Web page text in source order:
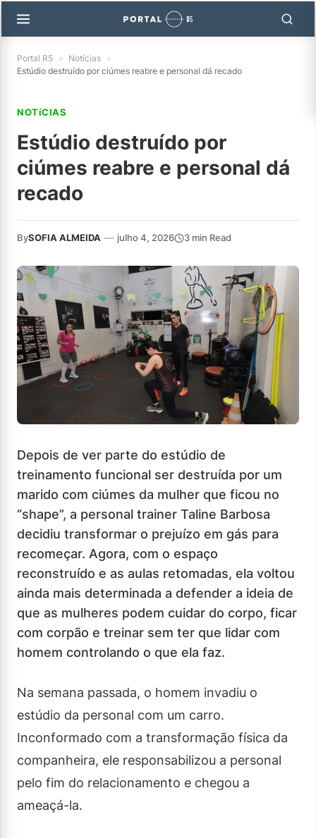
Portal R5 » Notícias »
Estúdio destruído por ciúmes reabre e personal dá recado
NOTíCIAS
Estúdio destruído por
ciúmes reabre e personal dá
recado
BySOFIA ALMEIDA — julho 4, 2026 3 min Read
Depois de ver parte do estúdio de
treinamento funcional ser destruída por um
marido com ciúmes da mulher que ficou no
“shape”, a personal trainer Taline Barbosa
decidiu transformar o prejuízo em gás para
recomeçar. Agora, com o espaço
reconstruído e as aulas retomadas, ela voltou
ainda mais determinada a defender a ideia de
que as mulheres podem cuidar do corpo, ficar
com corpão e treinar sem ter que lidar com
homem controlando o que ela faz.
Na semana passada, o homem invadiu o
estúdio da personal com um carro.
Inconformado com a transformação física da
companheira, ele responsabilizou a personal
pelo fim do relacionamento e chegou a
ameaçá-la.